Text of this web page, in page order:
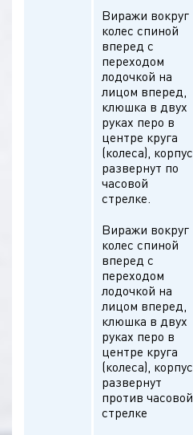
Виражи вокруг
колес спиной
вперед с
переходом
лодочкой на
лицом вперед,
клюшка в двух
руках перо в
центре круга
(колеса), корпус
развернут по
часовой
стрелке.
Виражи вокруг
колес спиной
вперед с
переходом
лодочкой на
лицом вперед,
клюшка в двух
руках перо в
центре круга
(колеса), корпус
развернут
против часовой
стрелке